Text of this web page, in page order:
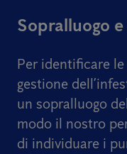
Sopralluogo
Per identificare
gestione
un sopralluogo
modo il nostro
di individuare i